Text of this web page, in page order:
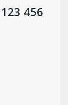
456